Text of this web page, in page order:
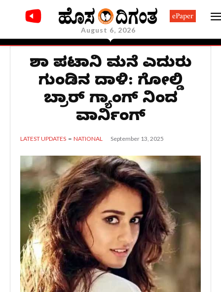
August 6, 2026
ePaper
ದಿಶಾ ಪಟಾನಿ ಮನೆ ಎದುರು
ಗುಂಡಿನ ದಾಳಿ: ಗೋಲ್ಡಿ
ಬ್ರಾರ್ ಗ್ಯಾಂಗ್ ನಿಂದ
ವಾರ್ನಿಂಗ್‌
LATEST UPDATES NATIONAL September 13, 2025